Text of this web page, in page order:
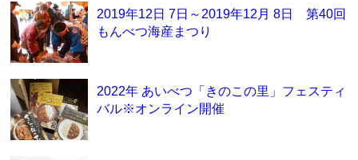
2019年12日 7日～2019年12月 8日 第40回
もんべつ海産まつり
2022年 あいべつ「きのこの里」フェスティ
バル※オンライン開催